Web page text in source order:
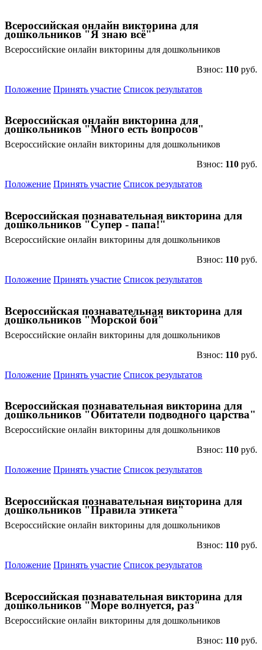
Всероссийская онлайн викторина для
дошкольников "Я знаю всё"
Всероссийские онлайн викторины для дошкольников
Взнос: 110 руб.
Положение Принять участие Список результатов
Всероссийская онлайн викторина для
дошкольников "Много есть вопросов"
Всероссийские онлайн викторины для дошкольников
Взнос: 110 руб.
Положение Принять участие Список результатов
Всероссийская познавательная викторина для
дошкольников "Супер - папа!"
Всероссийские онлайн викторины для дошкольников
Взнос: 110 руб.
Положение Принять участие Список результатов
Всероссийская познавательная викторина для
дошкольников "Морской бой"
Всероссийские онлайн викторины для дошкольников
Взнос: 110 руб.
Положение Принять участие Список результатов
Всероссийская познавательная викторина для
дошкольников "Обитатели подводного царства"
Всероссийские онлайн викторины для дошкольников
Взнос: 110 руб.
Положение Принять участие Список результатов
Всероссийская познавательная викторина для
дошкольников "Правила этикета"
Всероссийские онлайн викторины для дошкольников
Взнос: 110 руб.
Положение Принять участие Список результатов
Всероссийская познавательная викторина для
дошкольников "Море волнуется, раз"
Всероссийские онлайн викторины для дошкольников
Взнос: 110 руб.